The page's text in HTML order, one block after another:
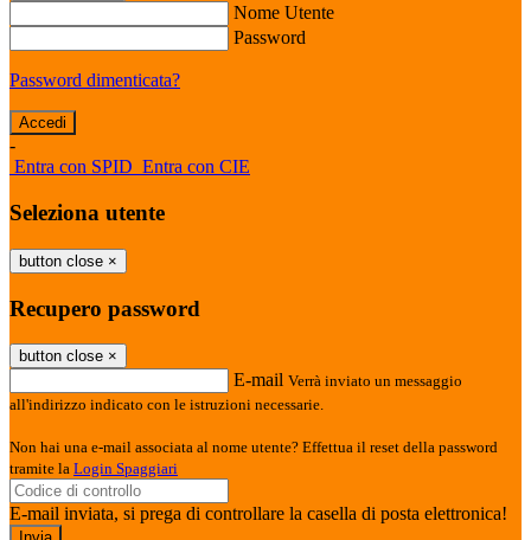
Nome Utente
Password
Password dimenticata?
-
Entra con SPID Entra con CIE
Seleziona utente
button close ×
Recupero password
button close ×
E-mail Verrà inviato un messaggio
all'indirizzo indicato con le istruzioni necessarie.
Non hai una e-mail associata al nome utente? Effettua il reset della password
tramite la Login Spaggiari
E-mail inviata, si prega di controllare la casella di posta elettronica!